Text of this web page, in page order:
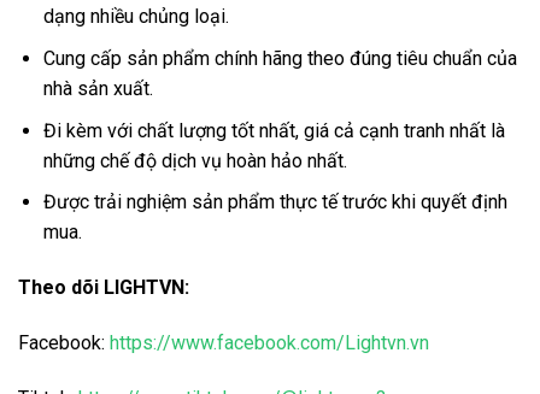
dạng nhiều chủng loại.
Cung cấp sản phẩm chính hãng theo đúng tiêu chuẩn của
nhà sản xuất.
Đi kèm với chất lượng tốt nhất, giá cả cạnh tranh nhất là
những chế độ dịch vụ hoàn hảo nhất.
Được trải nghiệm sản phẩm thực tế trước khi quyết định
mua.
Theo dõi LIGHTVN:
Facebook: https://www.facebook.com/Lightvn.vn